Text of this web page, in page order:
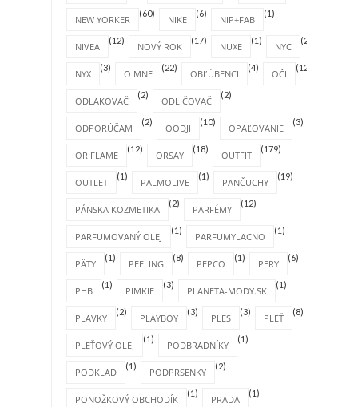
NEW YORKER
(60)
NIKE
(6)
NIP+FAB
(1)
NIVEA
(12)
NOVÝ ROK
(17)
NUXE
(1)
NYC
(2)
NYX
(3)
O MNE
(22)
OBĽÚBENCI
(4)
OČI
(12)
ODLAKOVAČ
(2)
ODLIČOVAČ
(2)
ODPORÚČAM
(2)
OODJI
(10)
OPAĽOVANIE
(3)
ORIFLAME
(12)
ORSAY
(18)
OUTFIT
(179)
OUTLET
(1)
PALMOLIVE
(1)
PANČUCHY
(19)
PÁNSKA KOZMETIKA
(2)
PARFÉMY
(12)
PARFUMOVANÝ OLEJ
(1)
PARFUMYLACNO
(1)
PÄTY
(1)
PEELING
(8)
PEPCO
(1)
PERY
(6)
PHB
(1)
PIMKIE
(3)
PLANETA-MODY.SK
(1)
PLAVKY
(2)
PLAYBOY
(3)
PLES
(3)
PLEŤ
(8)
PLEŤOVÝ OLEJ
(1)
PODBRADNÍKY
(1)
PODKLAD
(1)
PODPRSENKY
(2)
PONOŽKOVÝ OBCHODÍK
(1)
PRADA
(1)